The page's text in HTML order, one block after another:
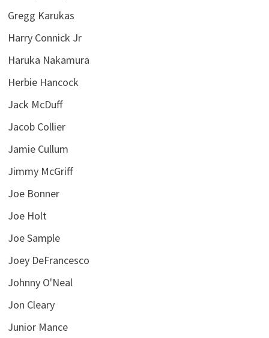
Gregg Karukas
Harry Connick Jr
Haruka Nakamura
Herbie Hancock
Jack McDuff
Jacob Collier
Jamie Cullum
Jimmy McGriff
Joe Bonner
Joe Holt
Joe Sample
Joey DeFrancesco
Johnny O'Neal
Jon Cleary
Junior Mance